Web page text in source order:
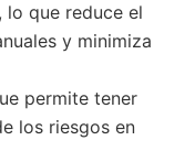
que reduce el
y minimiza
permite tener
los riesgos en